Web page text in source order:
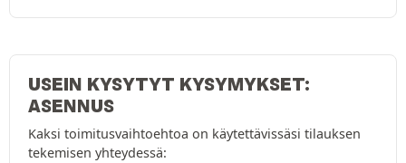
USEIN KYSYTYT KYSYMYKSET:
ASENNUS
Kaksi toimitusvaihtoehtoa on käytettävissäsi tilauksen
tekemisen yhteydessä: